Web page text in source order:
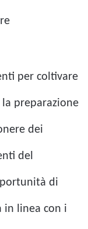
per coltivare
preparazione
dei
del
di
in linea con i